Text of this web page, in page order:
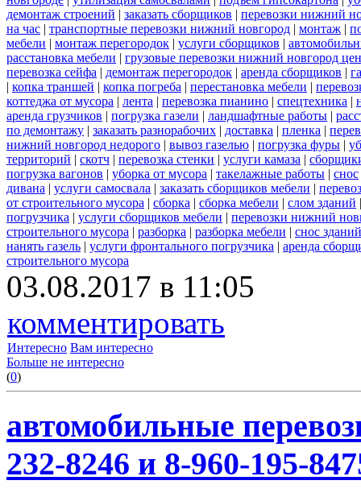
демонтаж строений | заказать сборщиков | перевозки нижний
на час | транспортные перевозки нижний новгород | монтаж |
мебели | монтаж перегородок | услуги сборщиков |
расстановка мебели | грузовые перевозки нижний новгород
перевозка сейфа | демонтаж перегородок | аренда сборщиков |
| копка траншей | копка погреба | перестановка мебели |
коттеджа от мусора | лента | перевозка пианино | спецтехника |
аренда грузчиков | погрузка газели | ландшафтные работы |
по демонтажу | заказать разнорабочих | доставка | пленка |
нижний новгород недорого | вывоз газелью | погрузка фуры |
территорий | скотч | перевозка стенки | услуги камаза |
погрузка вагонов | уборка от мусора | такелажные работы | снос
дивана | услуги самосвала | заказать сборщиков мебели |
от строительного мусора | сборка | сборка мебели | слом зданий
погрузчика | услуги сборщиков мебели | перевозки нижний
строительного мусора | разборка | разборка мебели | снос зданий
нанять газель | услуги фронтального погрузчика | аренда
строительного мусора
03.08.2017 в 11:05
комментировать
Интересно Вам интересно
Больше не интересно
(0)
автомобильные
232-8246 и 8-960-195-